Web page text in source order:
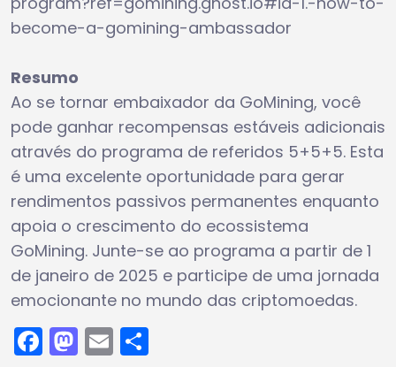
become-a-gomining-ambassador
Resumo
Ao se tornar embaixador da GoMining, você
pode ganhar recompensas estáveis adicionais
através do programa de referidos 5+5+5. Esta
é uma excelente oportunidade para gerar
rendimentos passivos permanentes enquanto
apoia o crescimento do ecossistema
GoMining. Junte-se ao programa a partir de 1
de janeiro de 2025 e participe de uma jornada
emocionante no mundo das criptomoedas.
Facebook
Mastodon
Email